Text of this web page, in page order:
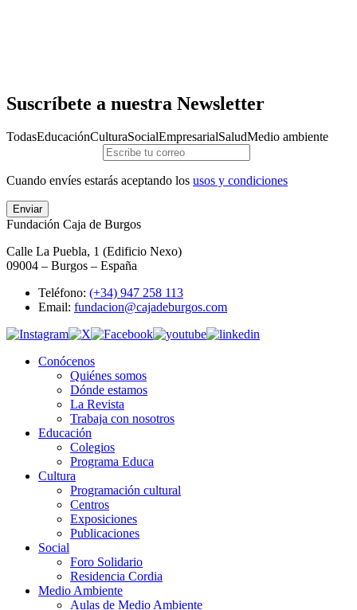
Suscríbete a nuestra Newsletter
TodasEducaciónCulturaSocialEmpresarialSaludMedio ambiente
Cuando envíes estarás aceptando los usos y condiciones
Enviar
Fundación Caja de Burgos
Calle La Puebla, 1 (Edificio Nexo)
09004 – Burgos – España
Teléfono: (+34) 947 258 113
Email: fundacion@cajadeburgos.com
Conócenos
Quiénes somos
Dónde estamos
La Revista
Trabaja con nosotros
Educación
Colegios
Programa Educa
Cultura
Programación cultural
Centros
Exposiciones
Publicaciones
Social
Foro Solidario
Residencia Cordia
Medio Ambiente
Aulas de Medio Ambiente